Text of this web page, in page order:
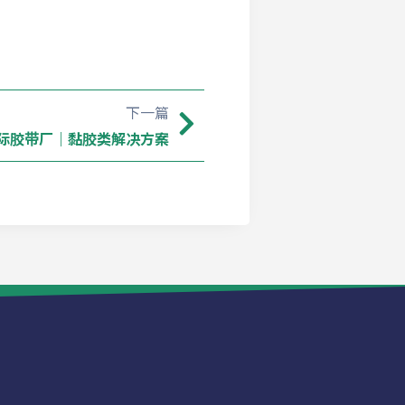
下一篇
胶带厂｜黏胶类解决方案